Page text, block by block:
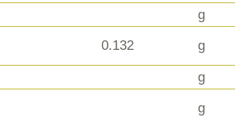
g
0.132 g
g
g